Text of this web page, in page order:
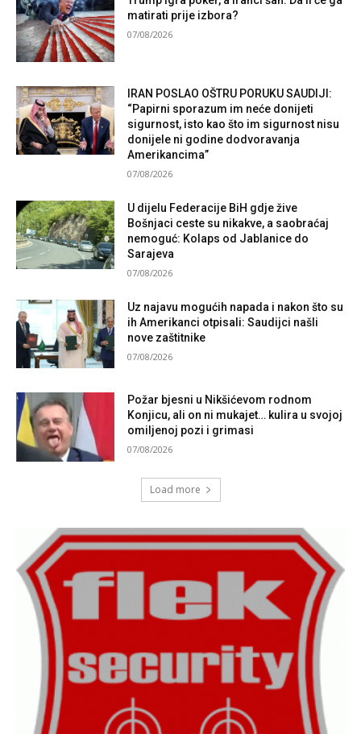
matirati prije izbora?
07/08/2026
IRAN POSLAO OŠTRU PORUKU SAUDIJI:
“Papirni sporazum im neće donijeti
sigurnost, isto kao što im sigurnost nisu
donijele ni godine dodvoravanja
Amerikancima”
07/08/2026
U dijelu Federacije BiH gdje žive
Bošnjaci ceste su nikakve, a saobraćaj
nemoguć: Kolaps od Jablanice do
Sarajeva
07/08/2026
Uz najavu mogućih napada i nakon što su
ih Amerikanci otpisali: Saudijci našli
nove zaštitnike
07/08/2026
Požar bjesni u Nikšićevom rodnom
Konjicu, ali on ni mukajet… kulira u svojoj
omiljenoj pozi i grimasi
07/08/2026
Load more